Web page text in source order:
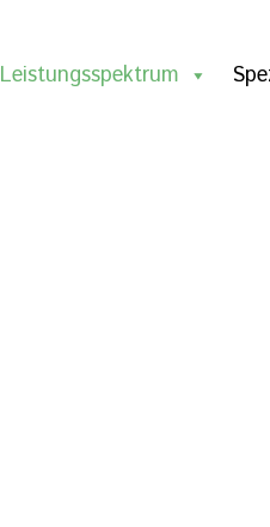
Leistungsspektrum